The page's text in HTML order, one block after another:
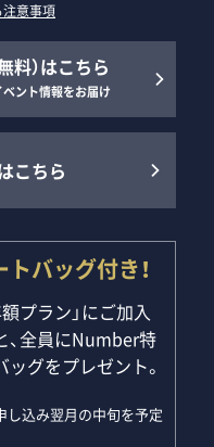
意事項
料）はこちら
ベント情報をお届け
こちら
バッグ付き！
プラン」にご加入
、全員にNumber特
ッグをプレゼント。
込み翌月の中旬を予定